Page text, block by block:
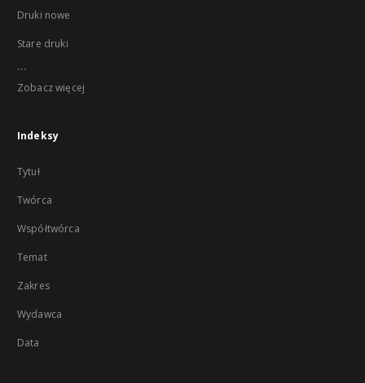
Druki nowe
Stare druki
...
Zobacz więcej
Indeksy
Tytuł
Twórca
Współtwórca
Temat
Zakres
Wydawca
Data